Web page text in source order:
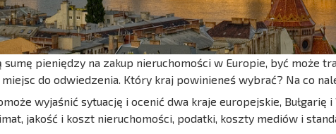
pieniędzy na zakup nieruchomości w Europie, być może
do odwiedzenia. Który kraj powinieneś wybrać? Na co
wyjaśnić sytuację i ocenić dwa kraje europejskie, Bułgarię
jakość i koszt nieruchomości, podatki, koszty mediów i